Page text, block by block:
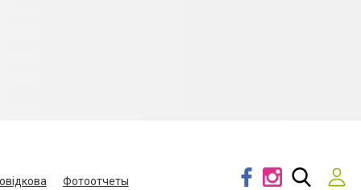
Фотоотчеты